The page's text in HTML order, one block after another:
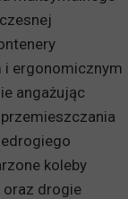
i ergonomicznym
angażując
koleby
oraz drogie